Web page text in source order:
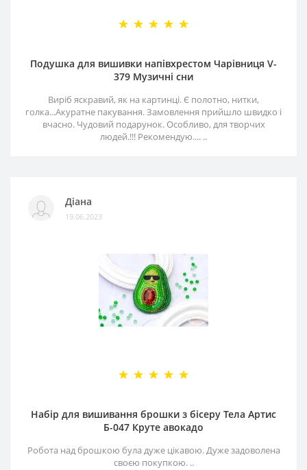
Подушка для вишивки напівхрестом Чарівниця V-
379 Музичні сни
Виріб яскравий, як на картинці. Є полотно, нитки,
голка...Акуратне пакування. Замовлення прийшло швидко і
вчасно. Чудовий подарунок. Особливо, для творчих
людей.!!! Рекомендую.... ..
Діана
19.06.2023
Набір для вишивання брошки з бісеру Тела Артис
Б-047 Круте авокадо
Робота над брошкою була дуже цікавою. Дуже задоволена
своєю покупкою. ..